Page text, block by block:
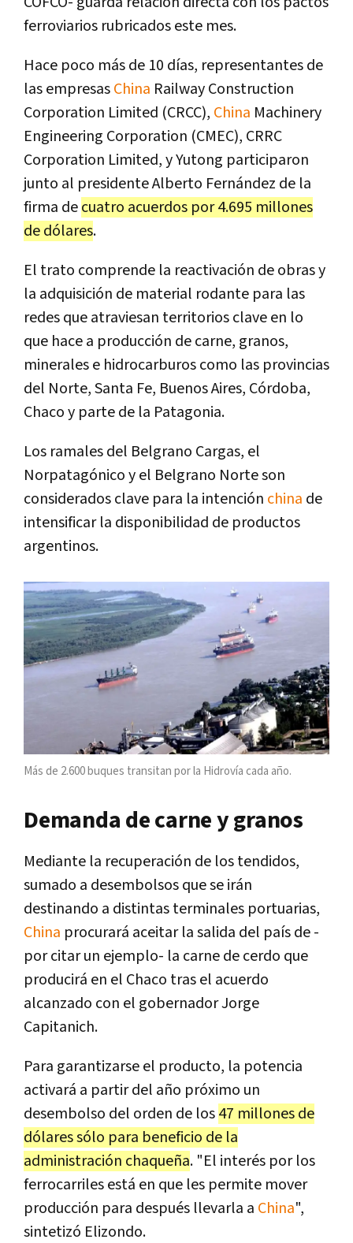
ferroviarios rubricados este mes.
Hace poco más de 10 días, representantes de
las empresasChina Railway Construction
Corporation Limited (CRCC), China Machinery
Engineering Corporation (CMEC), CRRC
Corporation Limited, y Yutong participaron
junto al presidente Alberto Fernández de la
firma decuatro acuerdos por 4.695 millones
de dólares.
El trato comprende la reactivación de obras y
la adquisición de material rodante para las
redes que atraviesan territorios clave en lo
que hace a producción de carne, granos,
minerales e hidrocarburos como las provincias
del Norte, Santa Fe, Buenos Aires, Córdoba,
Chaco y parte de la Patagonia.
Los ramales del Belgrano Cargas, el
Norpatagónico y el Belgrano Norte son
considerados clave para la intención china de
intensificar la disponibilidad de productos
argentinos.
Más de 2.600 buques transitan por la Hidrovía cada año.
Demanda de carne y granos
Mediante la recuperación de los tendidos,
sumado a desembolsos que se irán
destinando a distintas terminales portuarias,
China procurará aceitar la salida del país de -
por citar un ejemplo- la carne de cerdo que
producirá en el Chaco tras el acuerdo
alcanzado con el gobernador Jorge
Capitanich.
Para garantizarse el producto, la potencia
activará a partir del año próximo un
desembolso del orden de los47 millones de
dólares sólo para beneficio de la
administración chaqueña. "El interés por los
ferrocarriles está en que les permite mover
producción para después llevarla a China",
sintetizó Elizondo.